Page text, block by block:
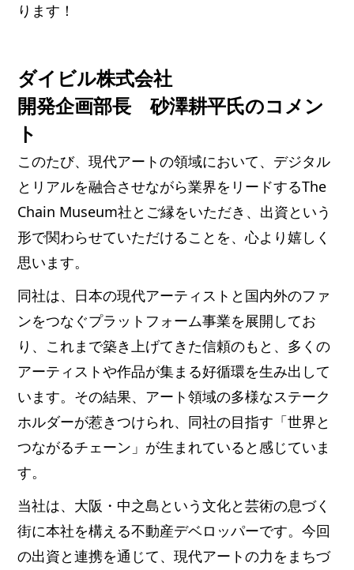
ります！
ダイビル株式会社
開発企画部長 砂澤耕平氏のコメン
ト
このたび、現代アートの領域において、デジタル
とリアルを融合させながら業界をリードするThe
Chain Museum社とご縁をいただき、出資という
形で関わらせていただけることを、心より嬉しく
思います。
同社は、日本の現代アーティストと国内外のファ
ンをつなぐプラットフォーム事業を展開してお
り、これまで築き上げてきた信頼のもと、多くの
アーティストや作品が集まる好循環を生み出して
います。その結果、アート領域の多様なステーク
ホルダーが惹きつけられ、同社の目指す「世界と
つながるチェーン」が生まれていると感じていま
す。
当社は、大阪・中之島という文化と芸術の息づく
街に本社を構える不動産デベロッパーです。今回
の出資と連携を通じて、現代アートの力をまちづ